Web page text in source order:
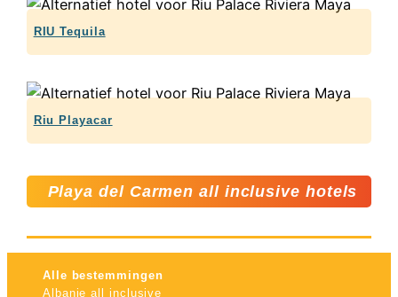
RIU Tequila
Riu Playacar
Playa del Carmen all inclusive hotels
Alle bestemmingen
Albanie all inclusive